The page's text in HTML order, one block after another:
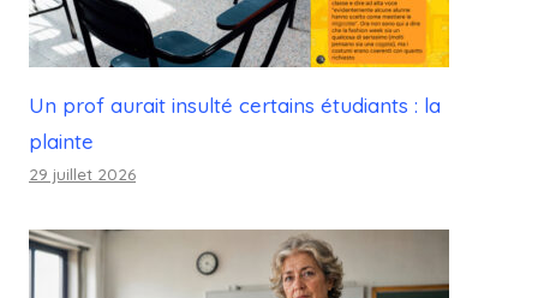
Un prof aurait insulté certains étudiants : la
plainte
29 juillet 2026